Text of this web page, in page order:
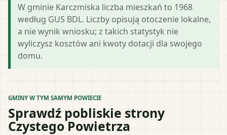
W gminie Karczmiska liczba mieszkań to 1968
według GUS BDL. Liczby opisują otoczenie lokalne,
a nie wynik wniosku; z takich statystyk nie
wyliczysz kosztów ani kwoty dotacji dla swojego
domu.
GMINY W TYM SAMYM POWIECIE
Sprawdź pobliskie strony
Czystego Powietrza